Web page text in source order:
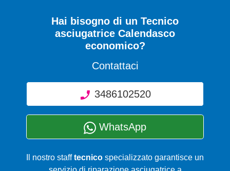
Hai bisogno di un Tecnico
asciugatrice Calendasco
economico?
Contattaci
3486102520
WhatsApp
Il nostro stafftecnico specializzato garantisce un